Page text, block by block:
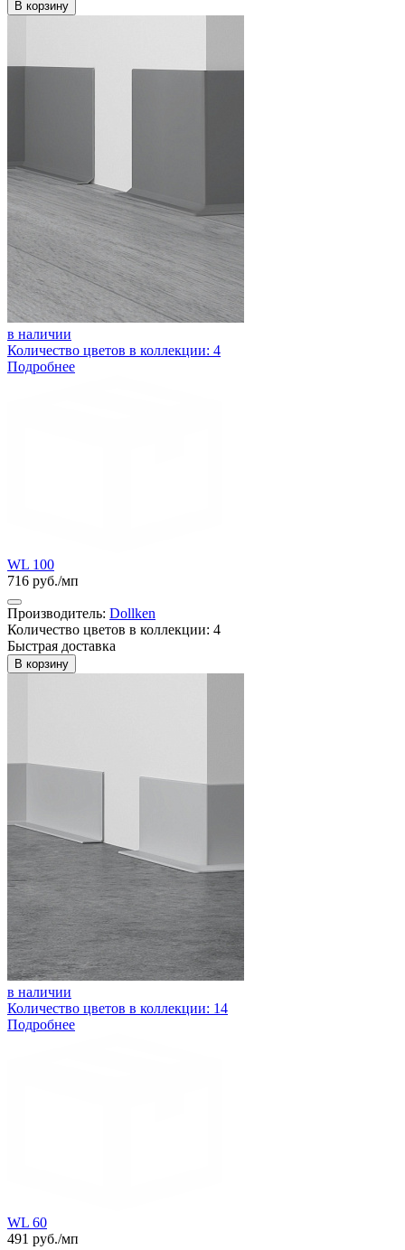
В корзину
в наличии
Количество цветов в коллекции: 4
Подробнее
WL 100
716 руб./мп
Производитель: Dollken
Количество цветов в коллекции: 4
Быстрая доставка
В корзину
в наличии
Количество цветов в коллекции: 14
Подробнее
WL 60
491 руб./мп